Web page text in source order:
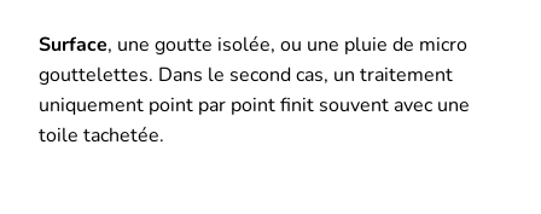
Surface, une goutte isolée, ou une pluie de micro
gouttelettes. Dans le second cas, un traitement
uniquement point par point finit souvent avec une
toile tachetée.